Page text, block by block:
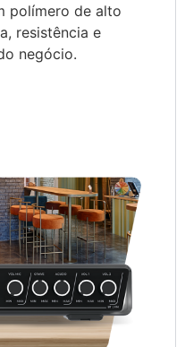
polímero de alto
resistência e
negócio.